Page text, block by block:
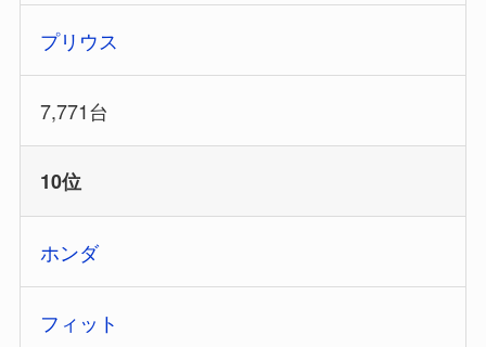
プリウス
7,771台
10位
ホンダ
フィット